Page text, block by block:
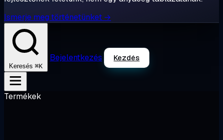
Ismerje meg történetünket →
Keresés ⌘K
Bejelentkezés Kezdés
Termékek